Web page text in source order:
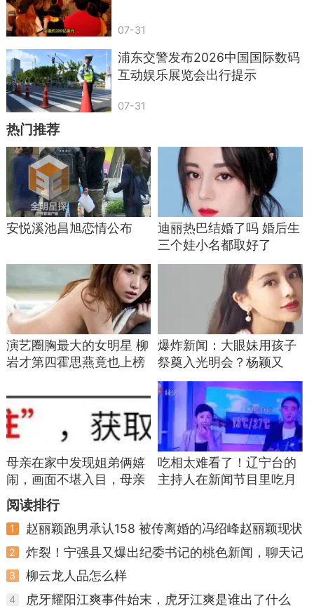
07-31
浦东交警发布2026中国国际数码
互动娱乐展览会出行提示
07-31
热门推荐
安悦溪池昌旭恋情公布
迪丽热巴结婚了吗 婚后生
三个娃小名都取好了
演艺圈胸最大的女明星 柳
岩才第四霍思燕竟也上榜
爆炸新闻：大眼妹用孩子
祭奠入光明会？杨颖又
是，黄晓明实惨！
母亲在家中发现姐弟俩嬉
闹，画面不堪入目，母亲
怒了：你俩在干啥
吃相太难看了！辽宁台的
主持人在新闻节目里吃月
阅读排行
1
赵丽颖跑男承认158 被传离婚的冯绍峰赵丽颖现状
2
炸裂！宁强县又爆出纪委书记的桃色新闻，聊天记
3 柳云龙人品怎么样
4
虎牙耀阳江爽事件始末，虎牙江爽是谁出了什么